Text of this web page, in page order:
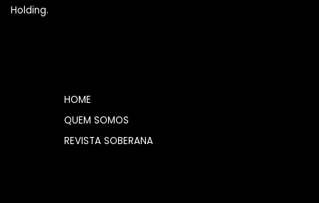
Holding.
HOME
QUEM SOMOS
REVISTA SOBERANA